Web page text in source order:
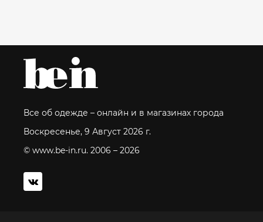
Все об одежде – онлайн и в магазинах города
Воскресенье, 9 Август 2026 г.
© www.be-in.ru. 2006 – 2026